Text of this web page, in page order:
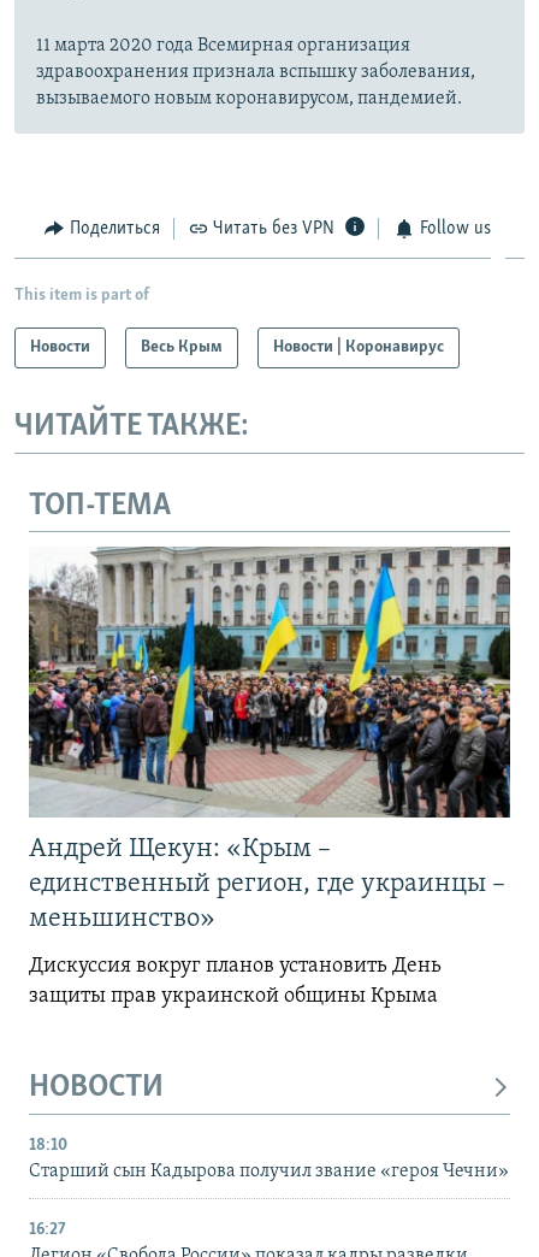
11 марта 2020 года Всемирная организация
здравоохранения признала вспышку заболевания,
вызываемого новым коронавирусом, пандемией.
Поделиться Читать без VPN Follow us
This item is part of
Новости Весь Крым Новости | Коронавирус
ЧИТАЙТЕ ТАКЖЕ:
ТОП-ТЕМА
Андрей Щекун: «Крым –
единственный регион, где украинцы –
меньшинство»
Дискуссия вокруг планов установить День
защиты прав украинской общины Крыма
НОВОСТИ
18:10
Старший сын Кадырова получил звание «героя Чечни»
16:27